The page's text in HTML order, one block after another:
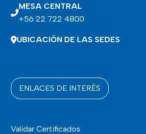
MESA CENTRAL
+56 22 722 4800
UBICACIÓN DE LAS SEDES
ENLACES DE INTERÉS
Validar Certificados